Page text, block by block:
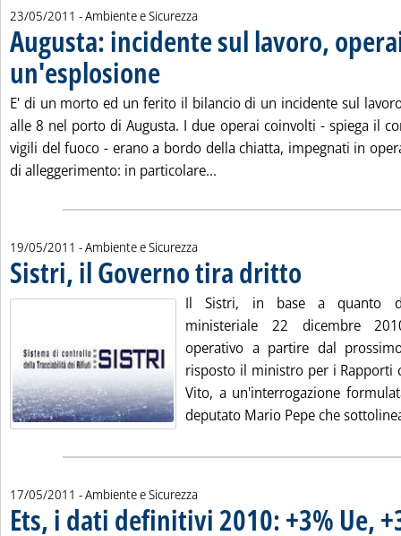
23/05/2011 - Ambiente e Sicurezza
Augusta: incidente sul lavoro,
un'esplosione . Pubblicata lunedì 23 maggio 2011 alle 14.26.
E' di un morto ed un ferito il bilancio di un incidente sul
alle 8 nel porto di Augusta. I due operai coinvolti - spiega il
vigili del fuoco - erano a bordo della chiatta, impegnati in
di alleggerimento: in particolare...
19/05/2011 - Ambiente e Sicurezza
Sistri, il Governo tira dritto
Il Sistri, in base a quanto
ministeriale 22 dicembre
operativo a partire dal
risposto il ministro per i Rapporti
Vito, a un'interrogazione
deputato Mario Pepe che
17/05/2011 - Ambiente e Sicurezza
Ets, i dati definitivi 2010: +3% Ue,